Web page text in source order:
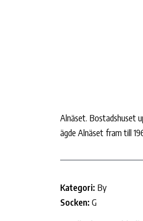
Alnäset. Bostadshuset
ägde Alnäset fram till
Kategori: By
Socken: G